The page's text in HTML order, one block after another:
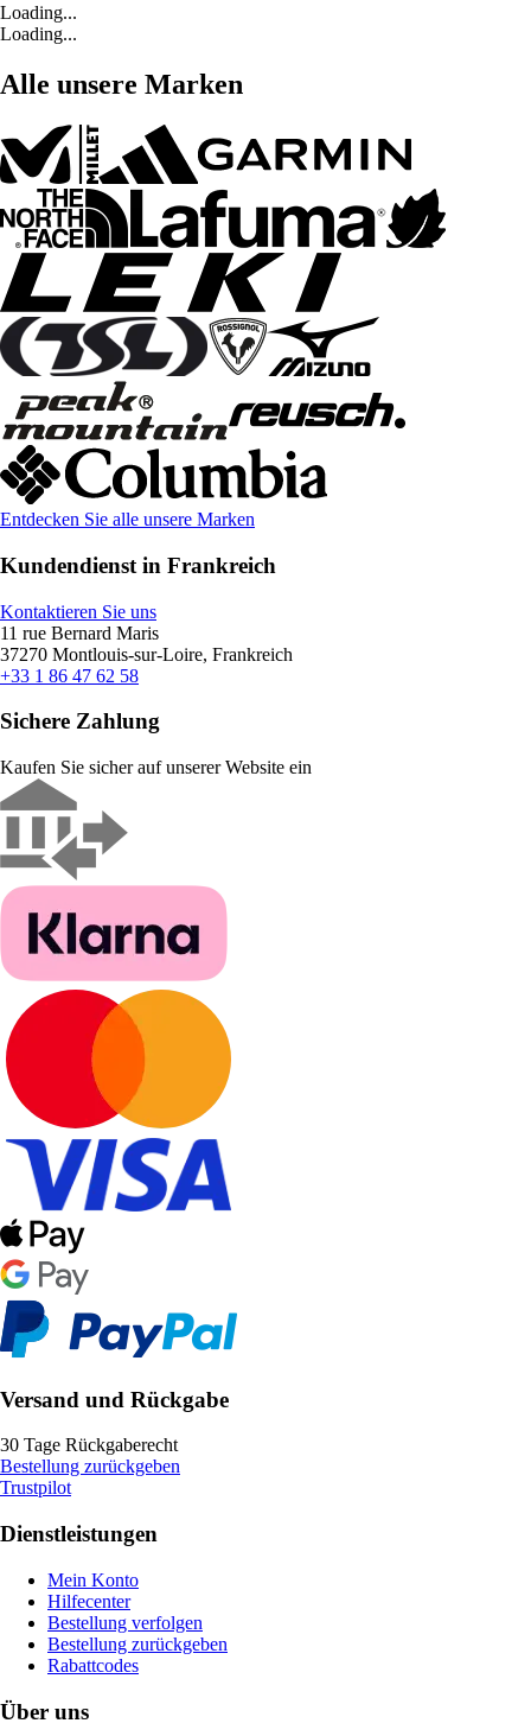
Loading...
Loading...
Alle unsere Marken
Entdecken Sie alle unsere Marken
Kundendienst in Frankreich
Kontaktieren Sie uns
11 rue Bernard Maris
37270 Montlouis-sur-Loire, Frankreich
+33 1 86 47 62 58
Sichere Zahlung
Kaufen Sie sicher auf unserer Website ein
Versand und Rückgabe
30 Tage Rückgaberecht
Bestellung zurückgeben
Trustpilot
Dienstleistungen
Mein Konto
Hilfecenter
Bestellung verfolgen
Bestellung zurückgeben
Rabattcodes
Über uns